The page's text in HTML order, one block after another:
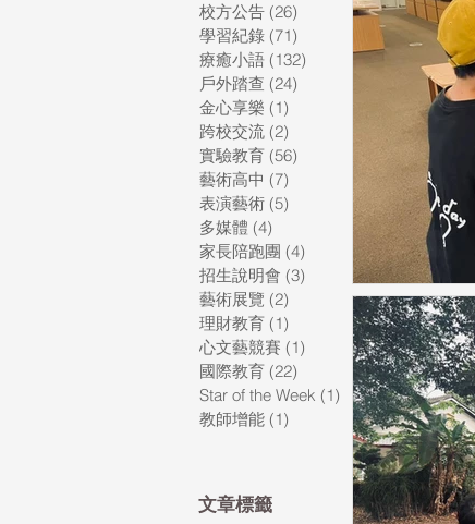
校方公告 (26) 26 篇文章
學習紀錄 (71)
療癒小語 (132) 132 篇文章
戶外踏查 (24)
金心享樂 (1)
跨校交流 (2)
實驗教育 (56)
藝術高中 (7)
表演藝術 (5)
多媒體 (4)
家長陪跑團 (4) 4 篇文章
招生說明會 (3) 3 篇文章
藝術展覽 (2)
理財教育 (1)
心文藝競賽 (1) 1 篇文章
國際教育 (22) 22 篇文章
Star of the Week (1) 1 篇文章
教師增能 (1)
​文章標籤
心文藝競賽